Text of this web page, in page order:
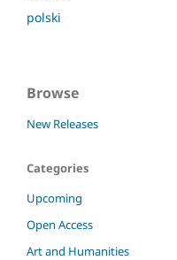
polski
Browse
New Releases
Categories
Upcoming
Open Access
Art and Humanities